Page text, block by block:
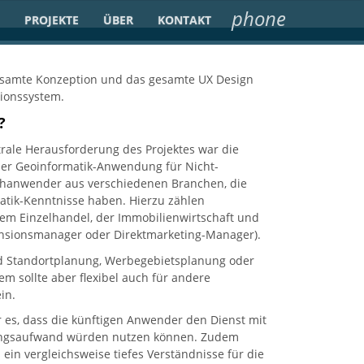
it in your web-browser, otherwise this website will not work
phone
PROJEKTE ÜBER KONTAKT
Konzeption und das gesamte UX Design
Herausforderung des Projektes war die
Geoinformatik-Anwendung für Nicht-
aus verschiedenen Branchen, die
Kenntnisse haben. Hierzu zählen
Einzelhandel, der Immobilienwirtschaft und
oder Direktmarketing-Manager).
Standortplanung, Werbegebietsplanung oder
sollte aber flexibel auch für andere
dass die künftigen Anwender den Dienst mit
würden nutzen können. Zudem
vergleichsweise tiefes Verständnisse für die